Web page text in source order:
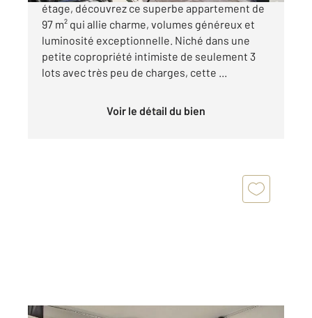
étage, découvrez ce superbe appartement de
97 m² qui allie charme, volumes généreux et
luminosité exceptionnelle. Niché dans une
petite copropriété intimiste de seulement 3
lots avec très peu de charges, cette ...
Voir le détail du bien